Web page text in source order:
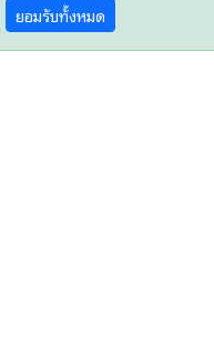
ยอมรับทั้งหมด